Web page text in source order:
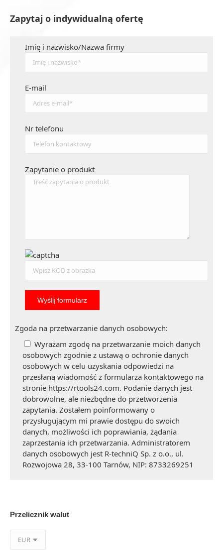
Zapytaj o indywidualną ofertę
Imię i nazwisko/Nazwa firmy
E-mail
Nr telefonu
Zapytanie o produkt
Zgoda na przetwarzanie danych osobowych:
Wyrażam zgodę na przetwarzanie moich danych
osobowych zgodnie z ustawą o ochronie danych
osobowych w celu uzyskania odpowiedzi na
przesłaną wiadomość z formularza kontaktowego na
stronie https://rtools24.com. Podanie danych jest
dobrowolne, ale niezbędne do przetworzenia
zapytania. Zostałem poinformowany o
przysługującym mi prawie dostępu do swoich
danych, możliwości ich poprawiania, żądania
zaprzestania ich przetwarzania. Administratorem
danych osobowych jest R-techniQ Sp. z o.o., ul.
Rozwojowa 28, 33-100 Tarnów, NIP: 8733269251
Przelicznik walut